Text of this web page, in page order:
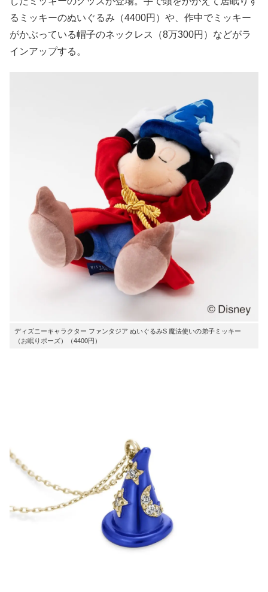
るミッキーのぬいぐるみ（4400円）や、作中でミッキー
がかぶっている帽子のネックレス（8万300円）などがラ
インアップする。
ディズニーキャラクター ファンタジア ぬいぐるみS 魔法使いの弟子ミッキー
（お眠りポーズ）（4400円）